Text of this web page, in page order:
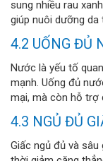
sung nhiều rau
giúp nuôi dưỡng da
4.2 UỐNG ĐỦ
Nước là yếu tố
mạnh. Uống đủ
mại, mà còn hỗ trợ
4.3 NGỦ ĐỦ
Giấc ngủ đủ và